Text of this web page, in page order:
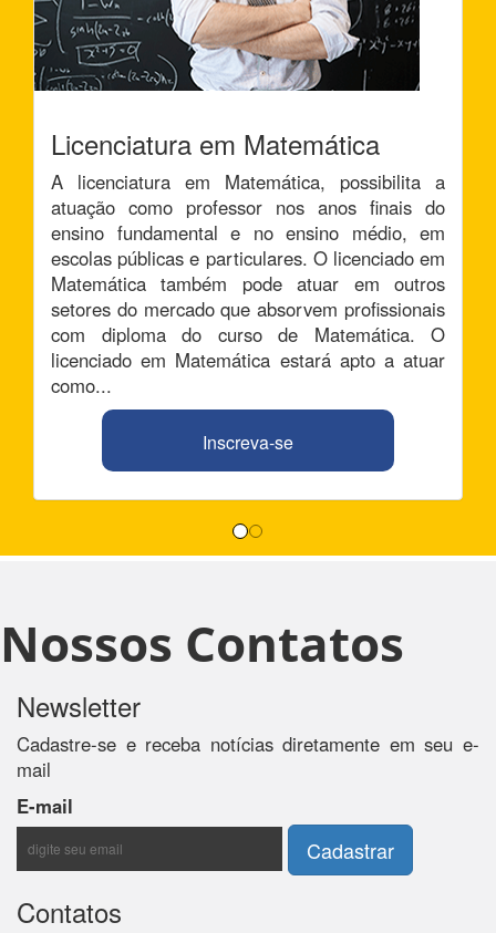
Licenciatura em Matemática
A licenciatura em Matemática, possibilita a
atuação como professor nos anos finais do
ensino fundamental e no ensino médio, em
escolas públicas e particulares. O licenciado em
Matemática também pode atuar em outros
setores do mercado que absorvem profissionais
com diploma do curso de Matemática. O
licenciado em Matemática estará apto a atuar
como...
Inscreva-se
Nossos Contatos
Newsletter
Cadastre-se e receba notícias diretamente em seu e-
mail
E-mail
Contatos